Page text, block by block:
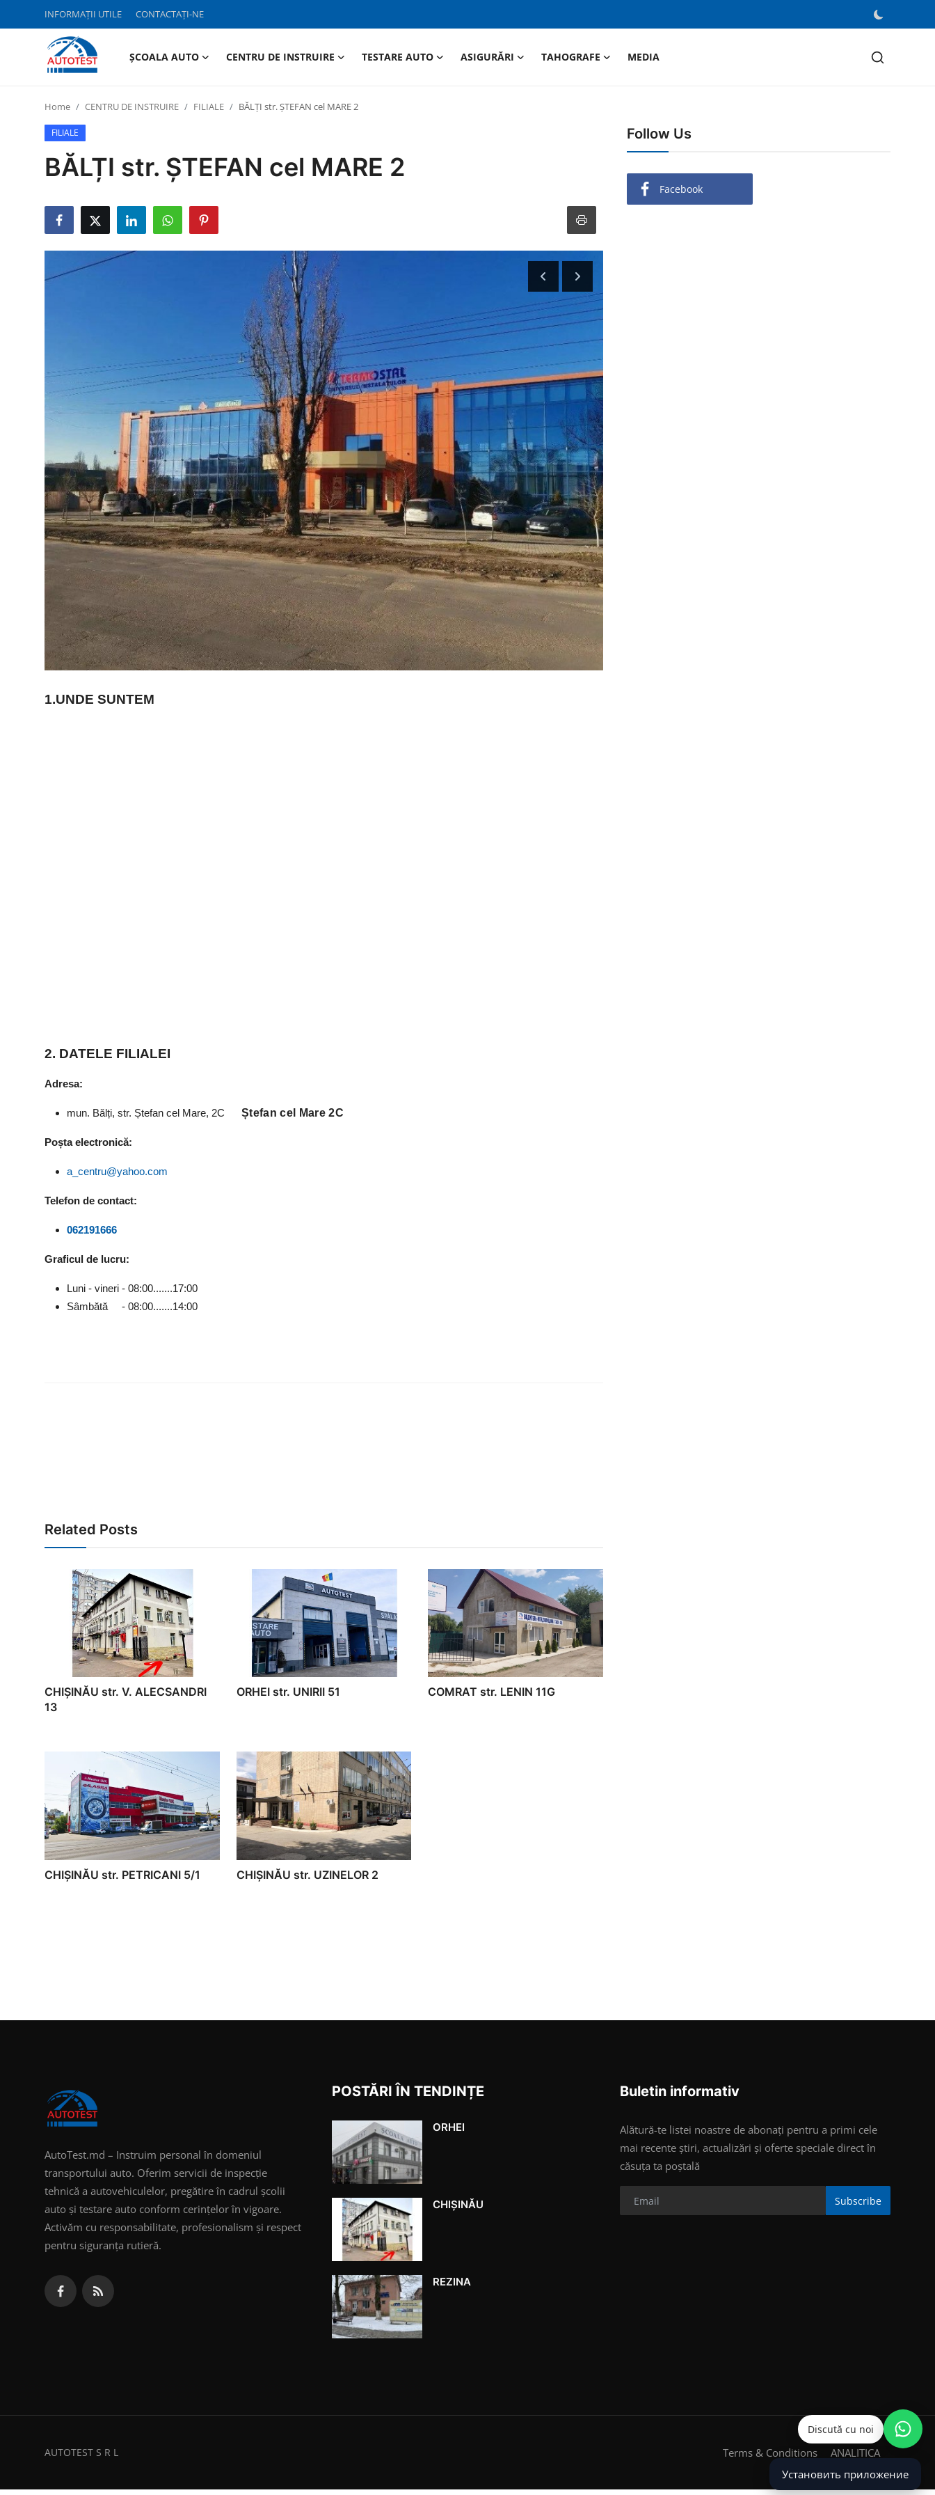
Установить приложение
INFORMAȚII UTILE CONTACTAȚI-NE
ȘCOALA AUTO CENTRU DE INSTRUIRE TESTARE AUTO ASIGURĂRI TAHOGRAFE MEDIA
ȘCOALA AUTO
CENTRU DE INSTRUIRE
ASIGURĂRI
Home CENTRU DE INSTRUIRE FILIALE BĂLȚI str. ȘTEFAN cel MARE 2
FILIALE
BĂLȚI str. ȘTEFAN cel MARE 2
1.UNDE SUNTEM
2. DATELE FILIALEI
Adresa:
mun. Bălți, str. Ștefan cel Mare, 2C Ștefan cel Mare 2C
Poșta electronică:
a_centru@yahoo.com
Telefon de contact:
062191666
Graficul de lucru:
Luni - vineri - 08:00.......17:00
Sâmbătă - 08:00.......14:00
Related Posts
CHIȘINĂU str. V. ALECSANDRI
13
ORHEI str. UNIRII 51 COMRAT str. LENIN 11G
CHIȘINĂU str. PETRICANI 5/1 CHIȘINĂU str. UZINELOR 2
Follow Us
Facebook
AutoTest.md – Instruim personal în domeniul
transportului auto. Oferim servicii de inspecție
tehnică a autovehiculelor, pregătire în cadrul școlii
auto și testare auto conform cerințelor în vigoare.
Activăm cu responsabilitate, profesionalism și respect
pentru siguranța rutieră.
POSTĂRI ÎN TENDINȚE
ORHEI
CHIȘINĂU
REZINA
Buletin informativ
Alătură-te listei noastre de abonați pentru a primi cele
mai recente știri, actualizări și oferte speciale direct în
căsuța ta poștală
Subscribe
AUTOTEST S R L Terms & Conditions ANALITICA
Discută cu noi